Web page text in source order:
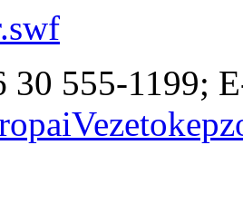
30 555-1199;